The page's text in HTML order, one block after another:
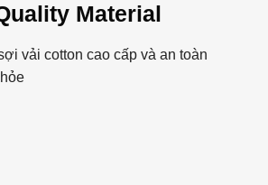
Material
vải cotton cao cấp và an toàn